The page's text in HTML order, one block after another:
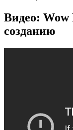
Видео: Wow
созданию